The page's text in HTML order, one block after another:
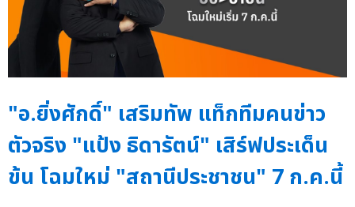
"อ.ยิ่งศักดิ์" เสริมทัพ แท็กทีมคนข่าว
ตัวจริง "แป้ง ธิดารัตน์" เสิร์ฟประเด็น
ข้น โฉมใหม่ "สถานีประชาชน" 7 ก.ค.นี้